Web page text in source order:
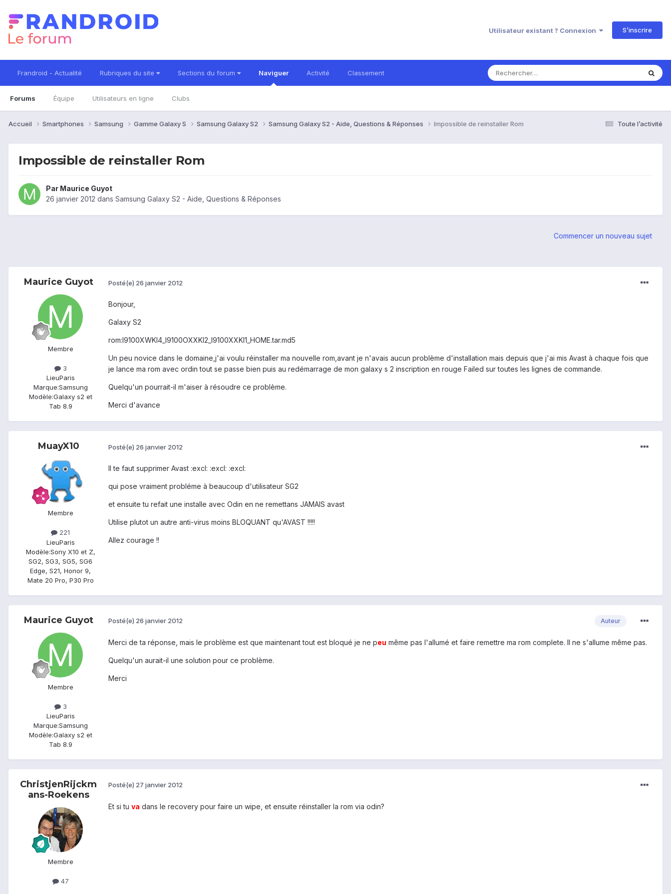
Utilisateur existant ? Connexion S’inscrire
Frandroid - Actualité Rubriques du site Sections du forum Naviguer
Forums Équipe Utilisateurs en ligne Clubs
Activité Classement
Toute l’activité
Accueil Smartphones Samsung Gamme Galaxy S Samsung Galaxy S2 Samsung Galaxy S2 - Aide, Questions & Réponses Impossible de reinstaller Rom
Impossible de reinstaller Rom
Par Maurice Guyot
26 janvier 2012 dans Samsung Galaxy S2 - Aide, Questions & Réponses
Commencer un nouveau sujet
Maurice Guyot
Membre
3
LieuParis
Marque:Samsung
Modèle:Galaxy s2 et
Tab 8.9
Posté(e) 26 janvier 2012
Bonjour,
Galaxy S2
rom:I9100XWKI4_I9100OXXKI2_I9100XXKI1_HOME.tar.md5
Un peu novice dans le domaine,j'ai voulu réinstaller ma nouvelle rom,avant je n'avais aucun problème d'installation mais depuis que j'ai mis Avast à chaque fois que
je lance ma rom avec ordin tout se passe bien puis au redémarrage de mon galaxy s 2 inscription en rouge Failed sur toutes les lignes de commande.
Quelqu'un pourrait-il m'aiser à résoudre ce problème.
Merci d'avance
MuayX10
Membre
221
LieuParis
Modèle:Sony X10 et Z,
SG2, SG3, SG5, SG6
Edge, S21, Honor 9,
Mate 20 Pro, P30 Pro
Posté(e) 26 janvier 2012
Il te faut supprimer Avast :excl: :excl: :excl:
qui pose vraiment probléme à beaucoup d'utilisateur SG2
et ensuite tu refait une installe avec Odin en ne remettans JAMAIS avast
Utilise plutot un autre anti-virus moins BLOQUANT qu'AVAST !!!!!
Allez courage !!
Maurice Guyot
Membre
3
LieuParis
Marque:Samsung
Modèle:Galaxy s2 et
Tab 8.9
Auteur
Posté(e) 26 janvier 2012
Merci de ta réponse, mais le problème est que maintenant tout est bloqué je ne peu même pas l'allumé et faire remettre ma rom complete. Il ne s'allume même pas.
Quelqu'un aurait-il une solution pour ce problème.
Merci
ChristjenRijckm
ans-Roekens
Membre
47
Posté(e) 27 janvier 2012
Et si tu va dans le recovery pour faire un wipe, et ensuite réinstaller la rom via odin?